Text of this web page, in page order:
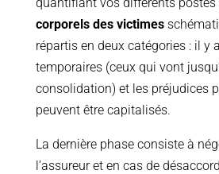
corporels des victimes
répartis en deux catégories : il y
temporaires (ceux qui vont
consolidation) et les préjudices
peuvent être capitalisés.
La dernière phase consiste à
l’assureur et en cas de